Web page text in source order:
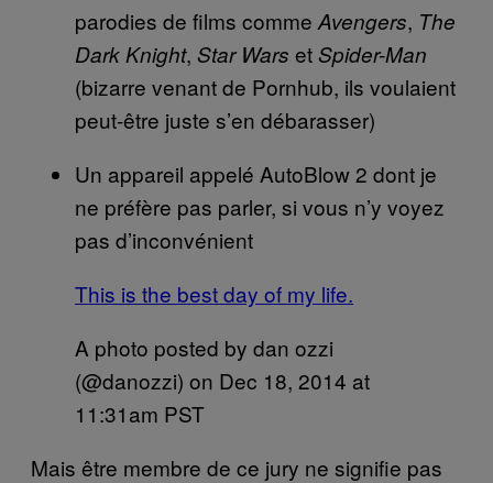
parodies de films comme Avengers, The
Dark Knight, Star Wars etSpider-Man
(bizarre venant de Pornhub, ils voulaient
peut-être juste s’en débarasser)
Un appareil appelé AutoBlow 2 dont je
ne préfère pas parler, si vous n’y voyez
pas d’inconvénient
This is the best day of my life.
A photo posted by dan ozzi
(@danozzi) on Dec 18, 2014 at
11:31am PST
Mais être membre de ce jury ne signifie pas